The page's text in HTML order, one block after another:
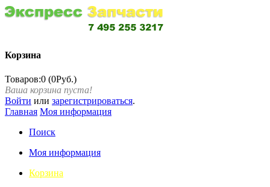
Корзина
Товаров:0 (0Руб.)
Ваша корзина пуста!
Войти или зарегистрироваться.
Главная Моя информация
Поиск
Моя информация
Корзина